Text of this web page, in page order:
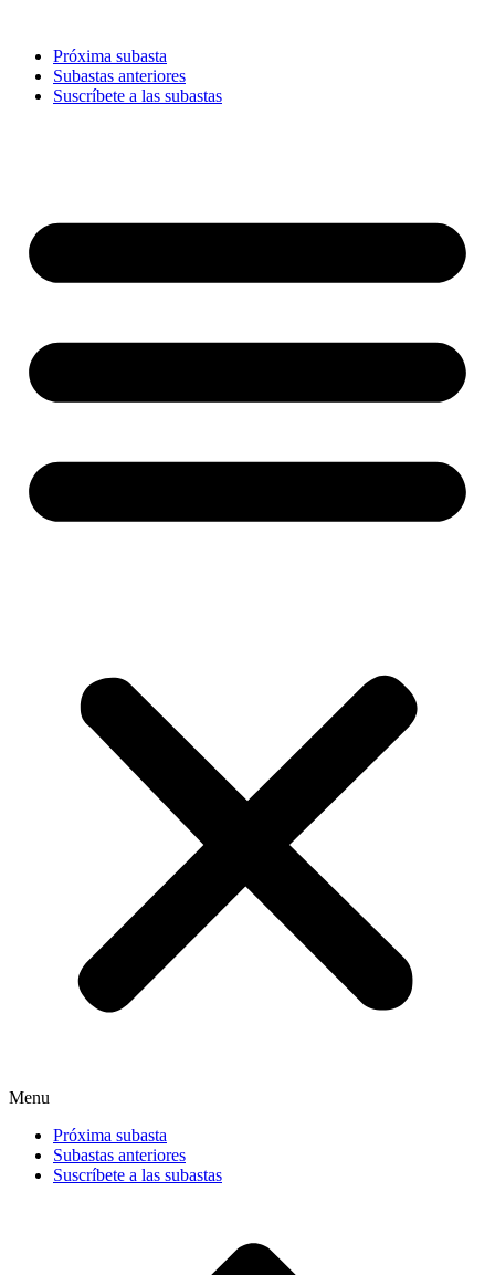
contenidoPróxima subasta
Subastas anteriores
Suscríbete a las subastas
Menu
Próxima subasta
Subastas anteriores
Suscríbete a las subastas